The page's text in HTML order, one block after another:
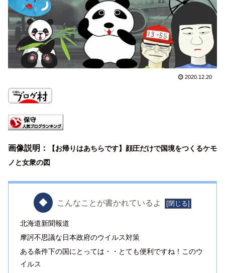
2020.12.20
画像説明：
【お帰りはあちらです】顔圧だけで国境をつくるケモ
ノと女衆の図
こんなことが書かれているよ
北海道新聞報道
摩訶不思議な日本政府のウイルス対策
ある条件下の国にとっては・・とても便利ですね！このウ
イルス